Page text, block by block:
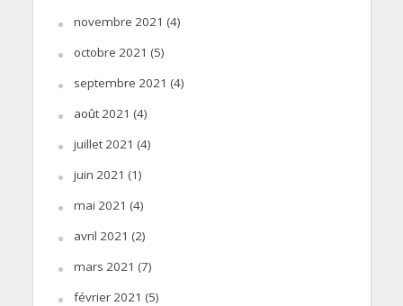
novembre 2021 (4)
octobre 2021 (5)
septembre 2021 (4)
août 2021 (4)
juillet 2021 (4)
juin 2021 (1)
mai 2021 (4)
avril 2021 (2)
mars 2021 (7)
février 2021 (5)